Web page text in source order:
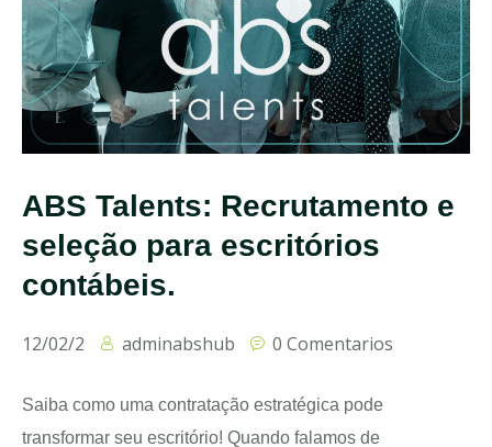
ABS Talents: Recrutamento e
seleção para escritórios
contábeis.
12/02/2 adminabshub 0 Comentarios
Saiba como uma contratação estratégica pode
transformar seu escritório! Quando falamos de